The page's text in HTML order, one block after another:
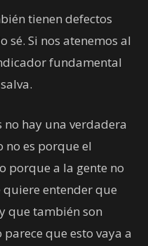
tienen defectos
sé. Si nos atenemos al
fundamental
no hay una verdadera
no es porque el
porque a la gente no
entender que
que también son
que esto vaya a